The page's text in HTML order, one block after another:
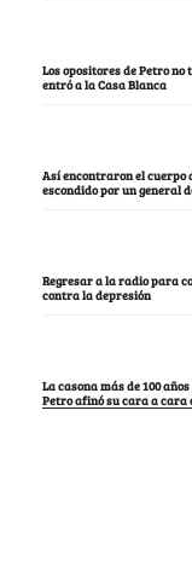
Los opositores de Petro
entró a la Casa Blanca
Así encontraron el cuerpo
escondido por un general
Regresar a la radio para
contra la depresión
La casona más de 100
Petro afinó su cara a cara